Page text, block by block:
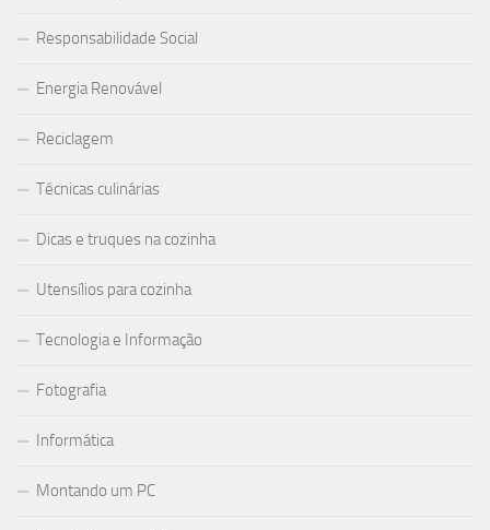
Responsabilidade Social
Energia Renovável
Reciclagem
Técnicas culinárias
Dicas e truques na cozinha
Utensílios para cozinha
Tecnologia e Informação
Fotografia
Informática
Montando um PC